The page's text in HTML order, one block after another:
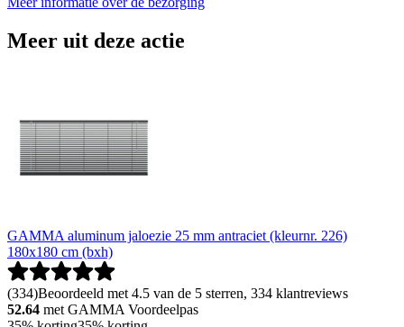
Meer uit deze actie
GAMMA aluminum jaloezie 25 mm antraciet (kleurnr. 226)
180x180 cm (bxh)
(334)Beoordeeld met 4.5 van de 5 sterren, 334 klantreviews
52.64 met GAMMA Voordeelpas